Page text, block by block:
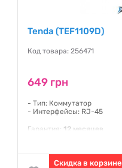
Tenda (TEF1109D)
Код товара: 256471
649 грн
- Тип: Коммутатор
- Интерфейсы: RJ-45
Гарантия: 12 месяцев
Скидка в корзине